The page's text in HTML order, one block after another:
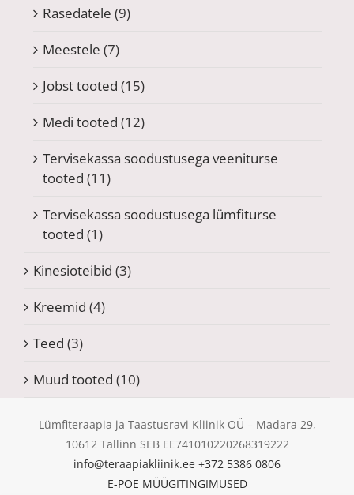
Rasedatele (9)
Meestele (7)
Jobst tooted (15)
Medi tooted (12)
Tervisekassa soodustusega veeniturse
tooted (11)
Tervisekassa soodustusega lümfiturse
tooted (1)
Kinesioteibid (3)
Kreemid (4)
Teed (3)
Muud tooted (10)
Lümfiteraapia ja Taastusravi Kliinik OÜ – Madara 29,
10612 Tallinn SEB EE741010220268319222
info@teraapiakliinik.ee +372 5386 0806
E-POE MÜÜGITINGIMUSED